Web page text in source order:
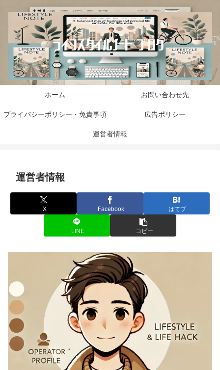
ホーム お問い合わせ先
プライバシーポリシー・免責事項 広告ポリシー
運営者情報
運営者情報
X Facebook はてブ
LINE コピー